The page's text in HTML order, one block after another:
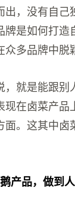
出，没有自己
是如何打造
多品牌中脱
，就是能跟别
现在卤菜产品
面。这其中卤
产品，做到